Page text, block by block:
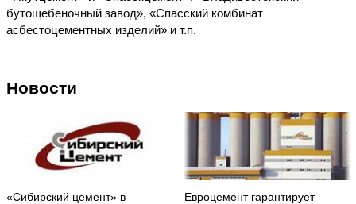
бутощебеночный завод», «Спасский комбинат
асбестоцементных изделий» и т.п.
Новости
«Сибирский цемент» в
Евроцемент гарантирует